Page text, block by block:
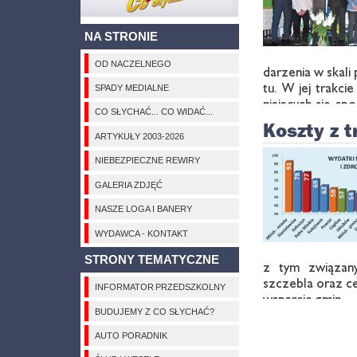
NA STRONIE
OD NACZELNEGO
SPADY MEDIALNE
CO SŁYCHAĆ... CO WIDAĆ...
ARTYKUŁY 2003-2026
NIEBEZPIECZNE REWIRY
GALERIA ZDJĘĆ
NASZE LOGA I BANERY
WYDAWCA - KONTAKT
STRONY TEMATYCZNE
INFORMATOR PRZEDSZKOLNY
BUDUJEMY Z CO SŁYCHAĆ?
AUTO PORADNIK
da­rze­nia w
tu. W jej trak­cie
nia­ją­cych się
wresz­cie
Koszty z
z tym
szcze­bla oraz
wspar­cie gmin …